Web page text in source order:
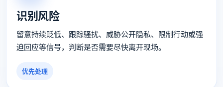
识别风险
留意持续贬低、跟踪骚扰、威胁公开隐私、限制行动或强
迫回应等信号，判断是否需要尽快离开现场。
优先处理